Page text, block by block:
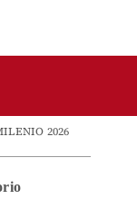
2026